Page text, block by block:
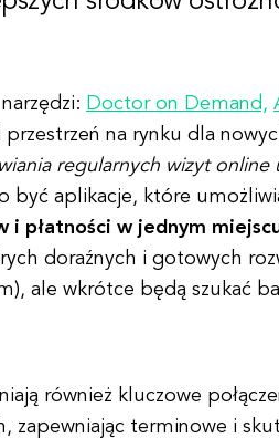
Doctor on Demand,
na rynku dla
regularnych wizyt online
być aplikacje, które
i płatności w jednym
doraźnych i gotowych
ale wkrótce będą szukać
również kluczowe
zapewniając terminowe i